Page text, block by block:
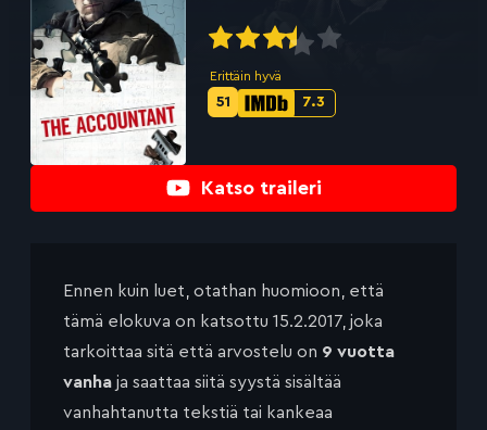
Katso traileri
Erittäin hyvä
IMDb-
7.3
Metascore-
51
Ennen kuin luet, otathan huomioon, että
tämä elokuva on katsottu 15.2.2017, joka
tarkoittaa sitä että arvostelu on 9 vuotta
vanha ja saattaa siitä syystä sisältää
vanhahtanutta tekstiä tai kankeaa